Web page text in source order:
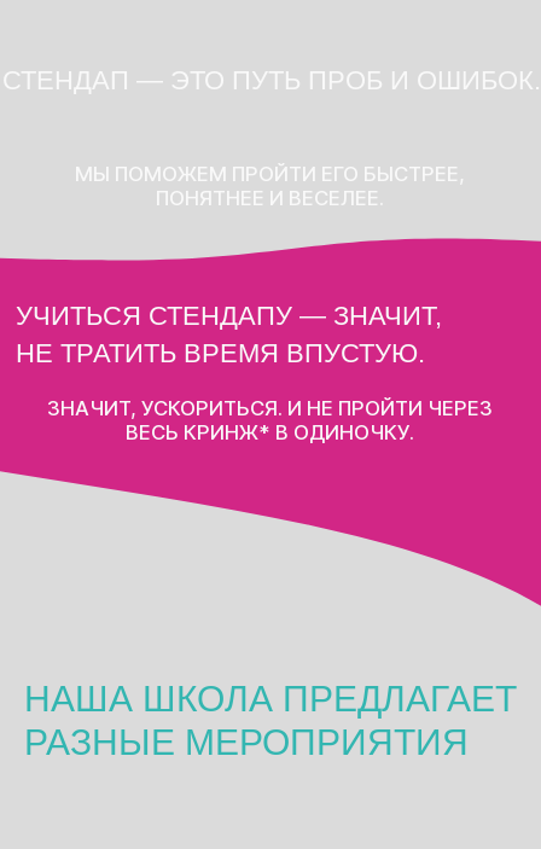
НАША ШКОЛА ПРЕДЛАГАЕТ
РАЗНЫЕ МЕРОПРИЯТИЯ